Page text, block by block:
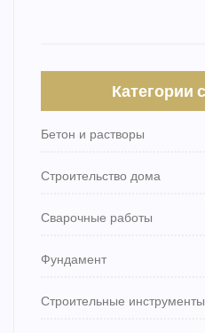
Категории
Бетон и растворы
Строительство дома
Сварочные работы
Фундамент
Строительные инструменты